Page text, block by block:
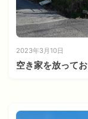
2023年3月10日
空き家を放って